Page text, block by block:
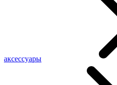
аксессуары